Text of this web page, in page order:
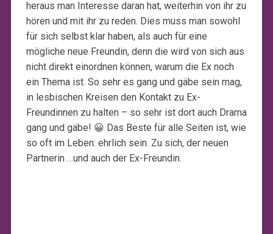
heraus man Interesse daran hat, weiterhin von ihr zu
hören und mit ihr zu reden. Dies muss man sowohl
für sich selbst klar haben, als auch für eine
mögliche neue Freundin, denn die wird von sich aus
nicht direkt einordnen können, warum die Ex noch
ein Thema ist. So sehr es gang und gäbe sein mag,
in lesbischen Kreisen den Kontakt zu Ex-
Freundinnen zu halten – so sehr ist dort auch Drama
gang und gäbe! 😀 Das Beste für alle Seiten ist, wie
so oft im Leben: ehrlich sein. Zu sich, der neuen
Partnerin …und auch der Ex-Freundin.